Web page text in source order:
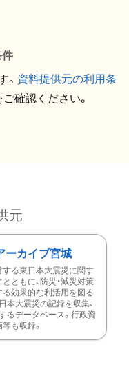
。 資料提供元の利用条
ご確認ください。
元
ーカイブ宮城
る東日本大震災に関す
ともに、防災・減災対策
効果的な利活用を図る
本大震災の記録を収集、
るデータベース。行政資
等も収録。